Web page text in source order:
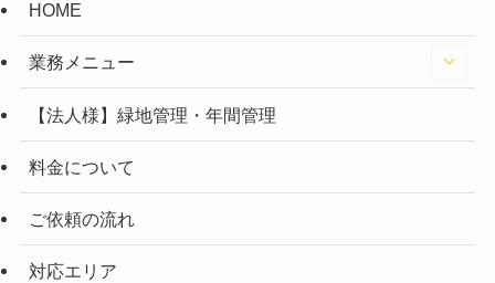
HOME
業務メニュー
【法人様】緑地管理・年間管理
料金について
ご依頼の流れ
対応エリア